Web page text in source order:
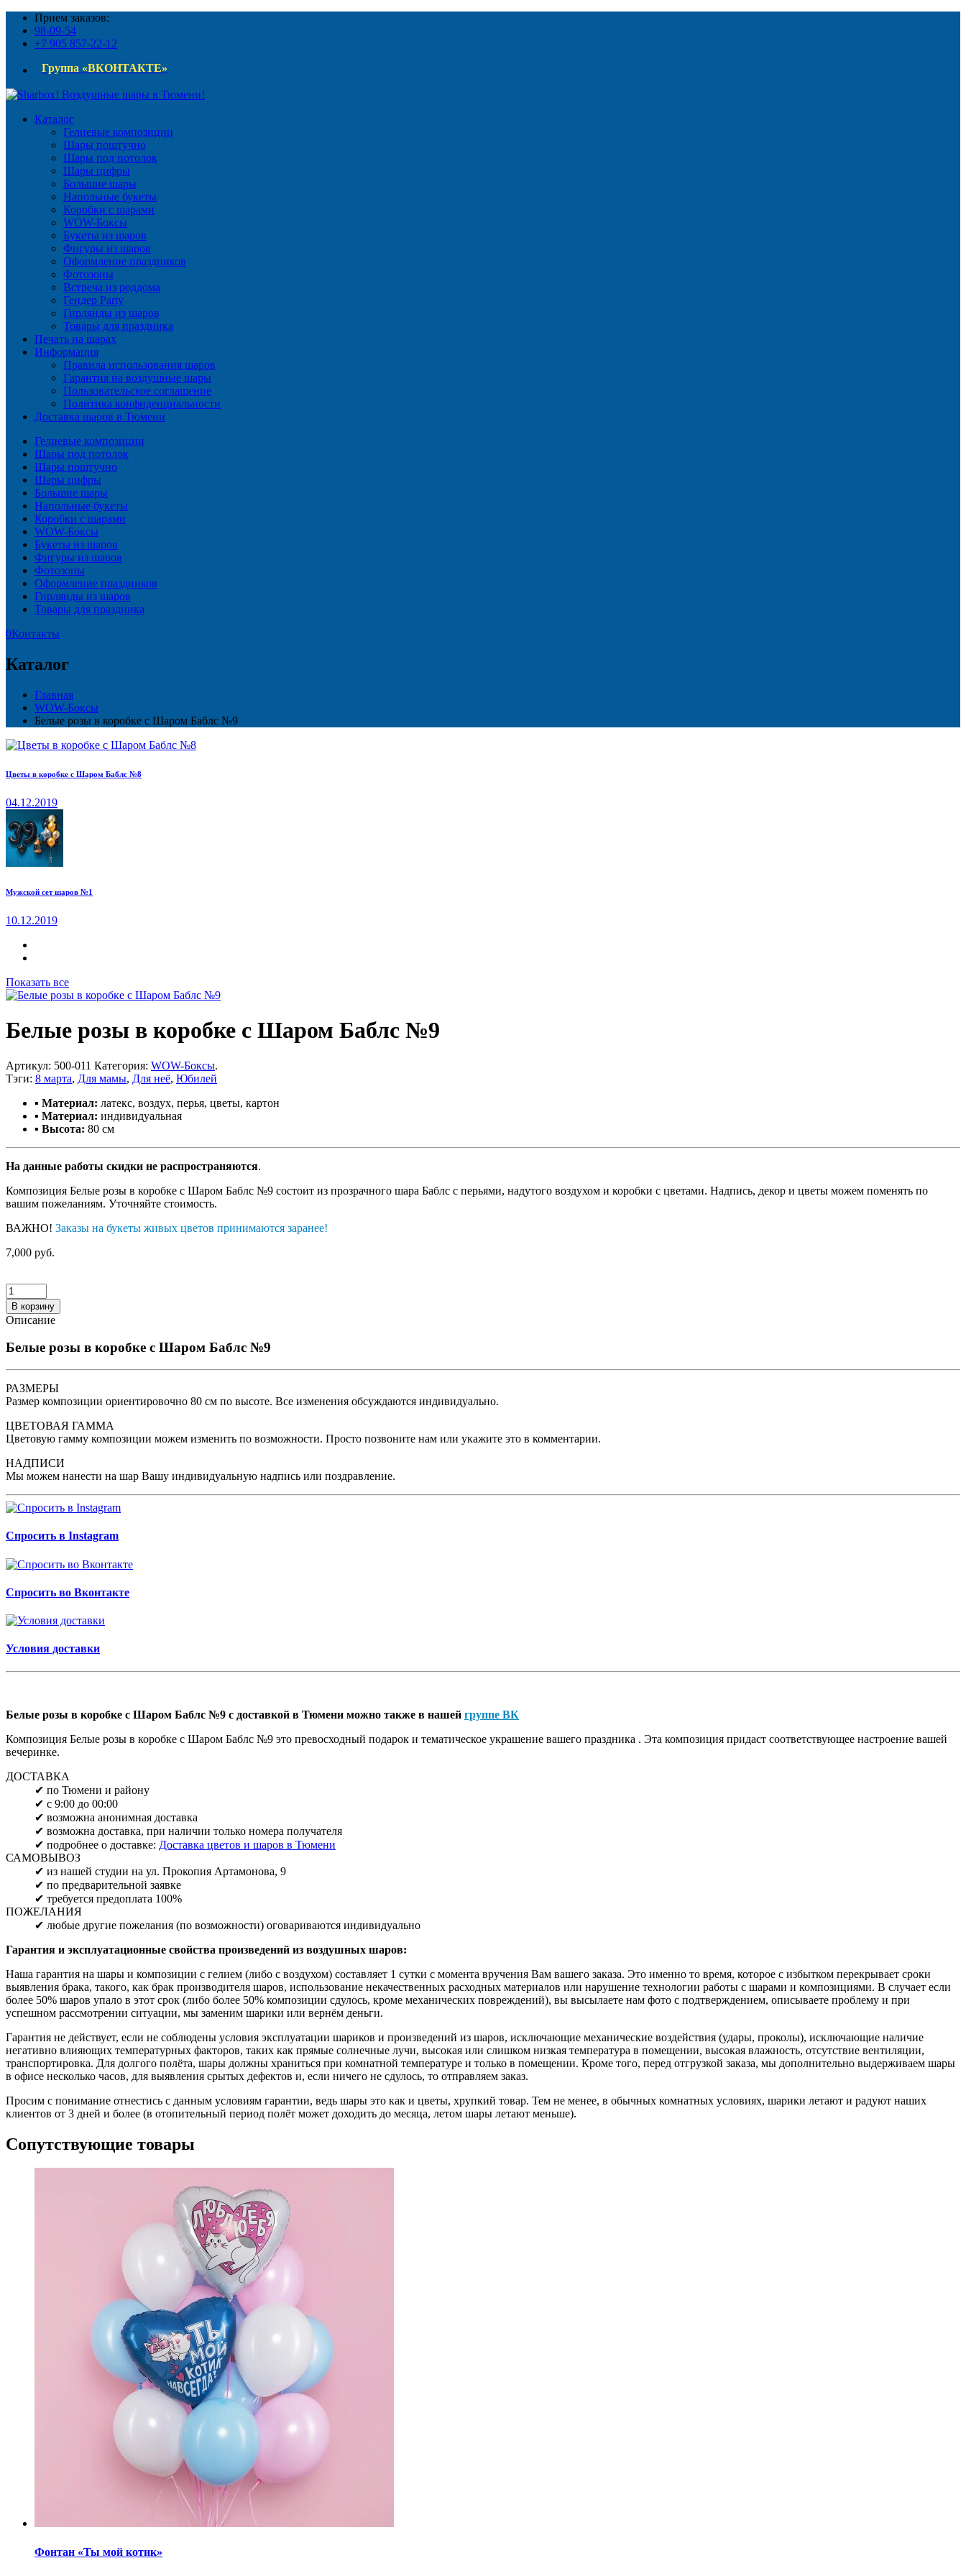
Прием заказов:
98-09-54
+7 905 857-22-12
Группа «ВКОНТАКТЕ»
Каталог
Гелиевые композиции
Шары поштучно
Шары под потолок
Шары цифры
Большие шары
Напольные букеты
Коробки с шарами
WOW-Боксы
Букеты из шаров
Фигуры из шаров
Оформление праздников
Фотозоны
Встреча из роддома
Гендер Party
Гирлянды из шаров
Товары для праздника
Печать на шарах
Информация
Правила использования шаров
Гарантия на воздушные шары
Пользовательское соглашение
Политика конфиденциальности
Доставка шаров в Тюмени
Гелиевые композиции
Шары под потолок
Шары поштучно
Шары цифры
Большие шары
Напольные букеты
Коробки с шарами
WOW-Боксы
Букеты из шаров
Фигуры из шаров
Фотозоны
Оформление праздников
Гирлянды из шаров
Товары для праздника
0Контакты
Каталог
Главная
WOW-Боксы
Белые розы в коробке с Шаром Баблс №9
Цветы в коробке с Шаром Баблс №8
04.12.2019
Мужской сет шаров №1
10.12.2019
Показать все
Белые розы в коробке с Шаром Баблс №9
Артикул: 500-011 Категория: WOW-Боксы.
Тэги: 8 марта, Для мамы, Для неё, Юбилей
▪ Материал: латекс, воздух, перья, цветы, картон
▪ Материал: индивидуальная
▪ Высота: 80 см
На данные работы скидки не распространяются.
Композиция Белые розы в коробке с Шаром Баблс №9 состоит из прозрачного шара Баблc с перьями, надутого воздухом и коробки с цветами. Надпись, декор и цветы можем поменять по
вашим пожеланиям. Уточняйте стоимость.
ВАЖНО! Заказы на букеты живых цветов принимаются заранее!
7,000 руб.
В корзину
Описание
Белые розы в коробке с Шаром Баблс №9
РАЗМЕРЫ
Размер композиции ориентировочно 80 см по высоте. Все изменения обсуждаются индивидуально.
ЦВЕТОВАЯ ГАММА
Цветовую гамму композиции можем изменить по возможности. Просто позвоните нам или укажите это в комментарии.
НАДПИСИ
Мы можем нанести на шар Вашу индивидуальную надпись или поздравление.
Спросить в Instagram
Спросить во Вконтакте
Условия доставки
Белые розы в коробке с Шаром Баблс №9 с доставкой в Тюмени можно также в нашей группе ВК
Композиция Белые розы в коробке с Шаром Баблс №9 это превосходный подарок и тематическое украшение вашего праздника . Эта композиция придаст соответствующее настроение вашей
вечеринке.
ДОСТАВКА
✔ по Тюмени и району
✔ с 9:00 до 00:00
✔ возможна анонимная доставка
✔ возможна доставка, при наличии только номера получателя
✔ подробнее о доставке: Доставка цветов и шаров в Тюмени
САМОВЫВОЗ
✔ из нашей студии на ул. Прокопия Артамонова, 9
✔ по предварительной заявке
✔ требуется предоплата 100%
ПОЖЕЛАНИЯ
✔ любые другие пожелания (по возможности) оговариваются индивидуально
Гарантия и эксплуатационные свойства произведений из воздушных шаров:
Наша гарантия на шары и композиции с гелием (либо с воздухом) составляет 1 сутки с момента вручения Вам вашего заказа. Это именно то время, которое с избытком перекрывает сроки
выявления брака, такого, как брак производителя шаров, использование некачественных расходных материалов или нарушение технологии работы с шарами и композициями. В случает если
более 50% шаров упало в этот срок (либо более 50% композиции сдулось, кроме механических повреждений), вы высылаете нам фото с подтверждением, описываете проблему и при
успешном рассмотрении ситуации, мы заменим шарики или вернём деньги.
Гарантия не действует, если не соблюдены условия эксплуатации шариков и произведений из шаров, исключающие механические воздействия (удары, проколы), исключающие наличие
негативно влияющих температурных факторов, таких как прямые солнечные лучи, высокая или слишком низкая температура в помещении, высокая влажность, отсутствие вентиляции,
транспортировка. Для долгого полёта, шары должны храниться при комнатной температуре и только в помещении. Кроме того, перед отгрузкой заказа, мы дополнительно выдерживаем шары
в офисе несколько часов, для выявления срытых дефектов и, если ничего не сдулось, то отправляем заказ.
Просим с понимание отнестись с данным условиям гарантии, ведь шары это как и цветы, хрупкий товар. Тем не менее, в обычных комнатных условиях, шарики летают и радуют наших
клиентов от 3 дней и более (в отопительный период полёт может доходить до месяца, летом шары летают меньше).
Сопутствующие товары
Фонтан «Ты мой котик»